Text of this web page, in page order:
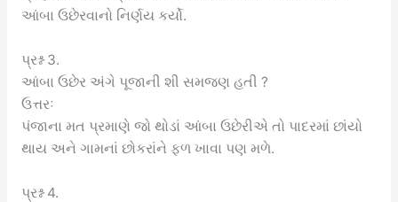
આંબા ઉછેરવાનો નિર્ણય કર્યો.
પ્રશ્ન 3.
આંબા ઉછેર અંગે પૂજાની શી સમજણ હતી ?
ઉત્તરઃ
પંજાના મત પ્રમાણે જો થોડાં આંબા ઉછેરીએ તો પાદરમાં છાંયો
થાય અને ગામનાં છોકરાંને ફળ ખાવા પણ મળે.
પ્રશ્ન 4.